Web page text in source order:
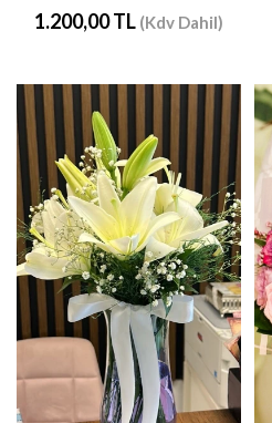
1.200,00 TL (Kdv Dahil)